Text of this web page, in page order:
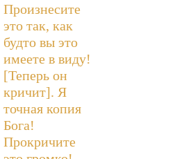
Произнесите
это так, как
будто вы это
имеете в виду!
[Теперь он
кричит]. Я
точная копия
Бога!
Прокричите